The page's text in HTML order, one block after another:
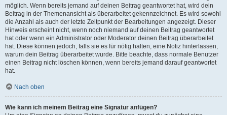
möglich. Wenn bereits jemand auf deinen Beitrag geantwortet hat, wird dein
Beitrag in der Themenansicht als überarbeitet gekennzeichnet. Es wird sowohl
die Anzahl als auch der letzte Zeitpunkt der Bearbeitungen angezeigt. Dieser
Hinweis erscheint nicht, wenn noch niemand auf deinen Beitrag geantwortet
hat oder wenn ein Administrator oder Moderator deinen Beitrag überarbeitet
hat. Diese können jedoch, falls sie es für nötig halten, eine Notiz hinterlassen,
warum dein Beitrag überarbeitet wurde. Bitte beachte, dass normale Benutzer
einen Beitrag nicht löschen können, wenn bereits jemand darauf geantwortet
hat.
Nach oben
Wie kann ich meinem Beitrag eine Signatur anfügen?